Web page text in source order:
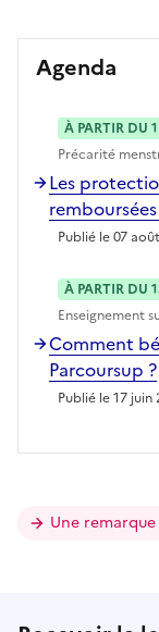
Agenda
À PARTIR DU
Précarité
Les
Publié le 07
À PARTIR DU
Enseignement
Comment
Parcoursup ?
Publié le 17 juin
Une remarque